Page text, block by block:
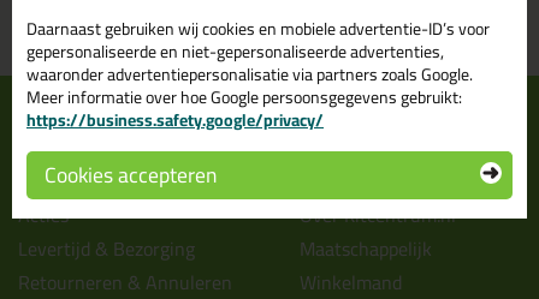
Grootste assortiment
uit voorraad leverbaar
PostNL afhaalpunt: kies zelf
wanneer je afhaalt
Informatie
Tips en tricks
Keuzehulpen
Acties
Levertijd & Bezorging
Retourneren & Annuleren
Over ons
Wie wij zijn?
Vacatures bij kitcentrum.nl
Over Kitcentrum.nl
Maatschappelijk
Winkelmand
Daarnaast gebruiken wij cookies en mobiele advertentie-ID’s voor
gepersonaliseerde en niet-gepersonaliseerde advertenties,
waaronder advertentiepersonalisatie via partners zoals Google.
Meer informatie over hoe Google persoonsgegevens gebruikt:
https://business.safety.google/privacy/
Cookies accepteren